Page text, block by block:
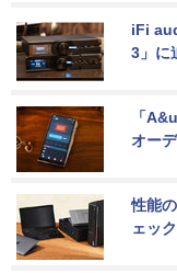
iFi
3」に
「
オー
性能
ェック